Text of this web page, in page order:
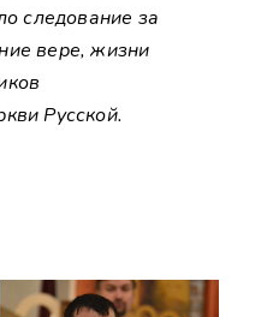
следование за
вере, жизни
Русской.